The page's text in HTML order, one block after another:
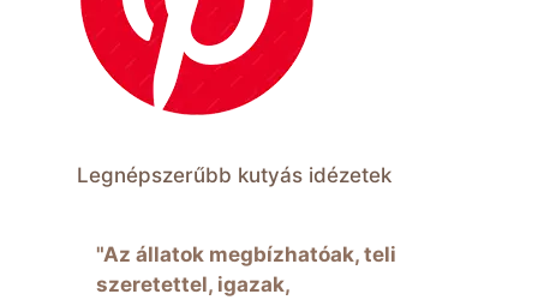
Legnépszerűbb kutyás idézetek
"Az állatok megbízhatóak, teli
szeretettel, igazak,